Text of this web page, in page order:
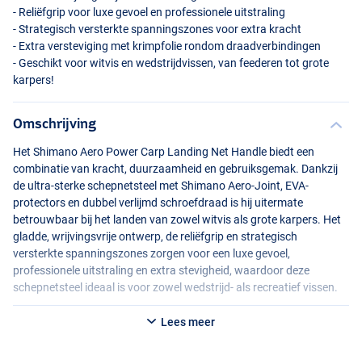
- Reliëfgrip voor luxe gevoel en professionele uitstraling
- Strategisch versterkte spanningszones voor extra kracht
- Extra versteviging met krimpfolie rondom draadverbindingen
- Geschikt voor witvis en wedstrijdvissen, van feederen tot grote
karpers!
Omschrijving
Het Shimano Aero Power Carp Landing Net Handle biedt een
combinatie van kracht, duurzaamheid en gebruiksgemak. Dankzij
de ultra-sterke schepnetsteel met Shimano Aero-Joint, EVA-
protectors en dubbel verlijmd schroefdraad is hij uitermate
betrouwbaar bij het landen van zowel witvis als grote karpers. Het
gladde, wrijvingsvrije ontwerp, de reliëfgrip en strategisch
versterkte spanningszones zorgen voor een luxe gevoel,
professionele uitstraling en extra stevigheid, waardoor deze
schepnetsteel ideaal is voor zowel wedstrijd- als recreatief vissen.
Lees meer